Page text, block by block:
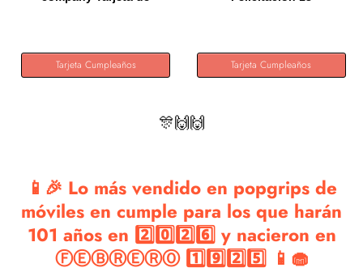
Tarjeta Cumpleaños Tarjeta Cumpleaños
🎊🙌🙌
📱🎉 Lo más vendido en popgrips de
móviles en cumple para los que harán
101 años en 2️⃣0️⃣2️⃣6️⃣ y nacieron en
ⒻⒺⒷⓇⒺⓇⓄ 1️⃣9️⃣2️⃣5️⃣ 📱🧁